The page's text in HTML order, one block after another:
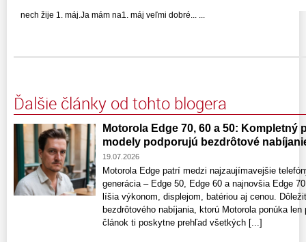
nech žije 1. máj.Ja mám na1. máj veľmi dobré... ...
Ďalšie články od tohto blogera
Motorola Edge 70, 60 a 50:
modely podporujú bezdrôtové
19.07.2026
Motorola Edge patrí medzi najzaujímavejšie
generácia – Edge 50, Edge 60 a najnovšia Edge
líšia výkonom, displejom, batériou aj cenou.
bezdrôtového nabíjania, ktorú Motorola ponúka
článok ti poskytne prehľad všetkých [...]